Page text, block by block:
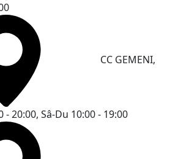
CC GEMENI,
- 20:00, Sâ-Du 10:00 - 19:00